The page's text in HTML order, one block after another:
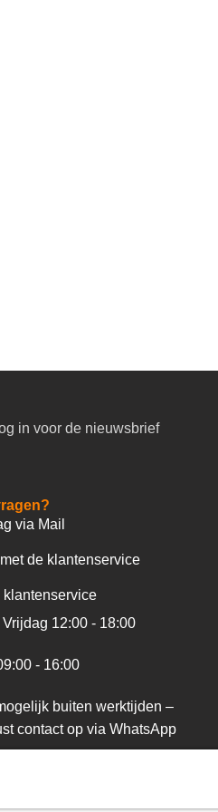
in voor de nieuwsbrief
via Mail
de klantenservice
klantenservice
12:00 - 18:00
- 16:00
buiten werktijden –
contact op via WhatsApp